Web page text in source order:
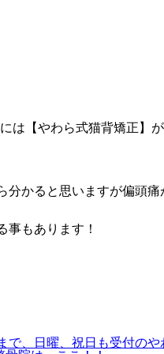
は【やわら式猫背矯正】
分かると思いますが偏頭
もあります！
、日曜、祝日も受付の